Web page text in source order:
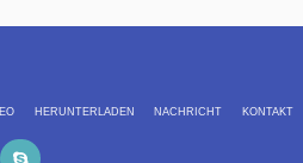
HERUNTERLADEN NACHRICHT KONTAKT